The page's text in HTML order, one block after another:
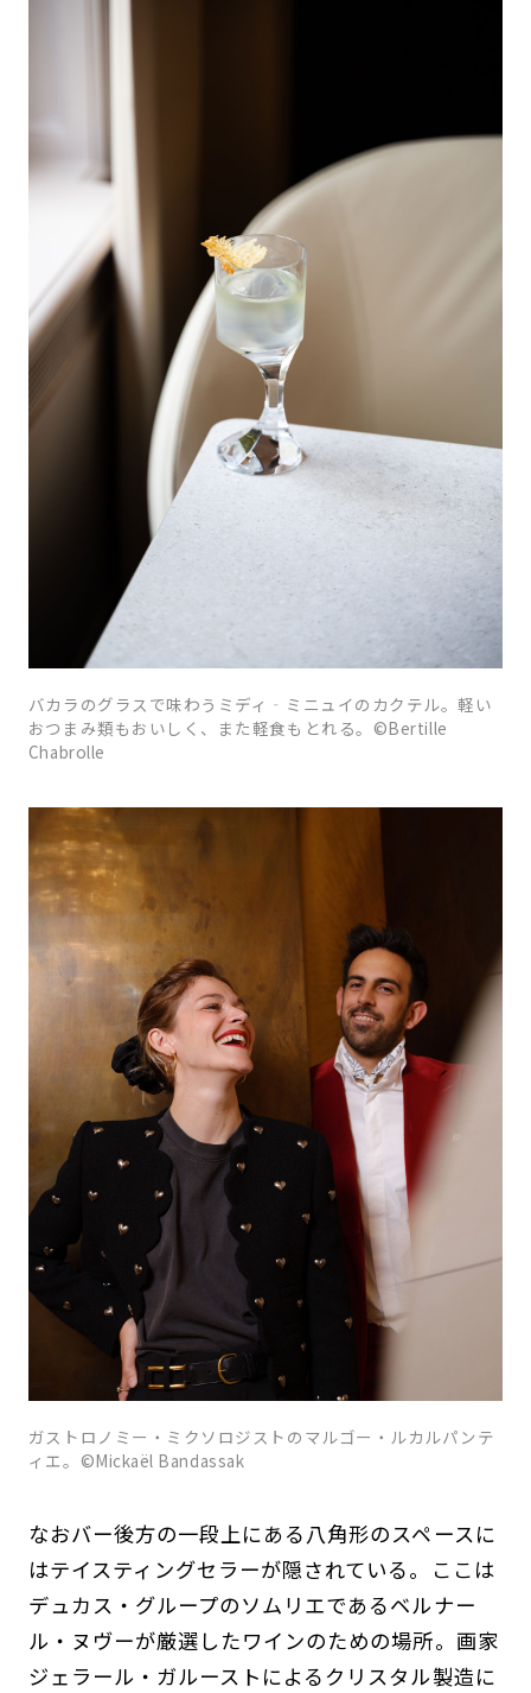
バカラのグラスで味わうミディ‐ミニュイのカクテル。軽い
おつまみ類もおいしく、また軽食もとれる。©Bertille
Chabrolle
ガストロノミー・ミクソロジストのマルゴー・ルカルパンテ
ィエ。©Mickaël Bandassak
なおバー後方の一段上にある八角形のスペースに
はテイスティングセラーが隠されている。ここは
デュカス・グループのソムリエであるベルナー
ル・ヌヴーが厳選したワインのための場所。画家
ジェラール・ガルーストによるクリスタル製造に